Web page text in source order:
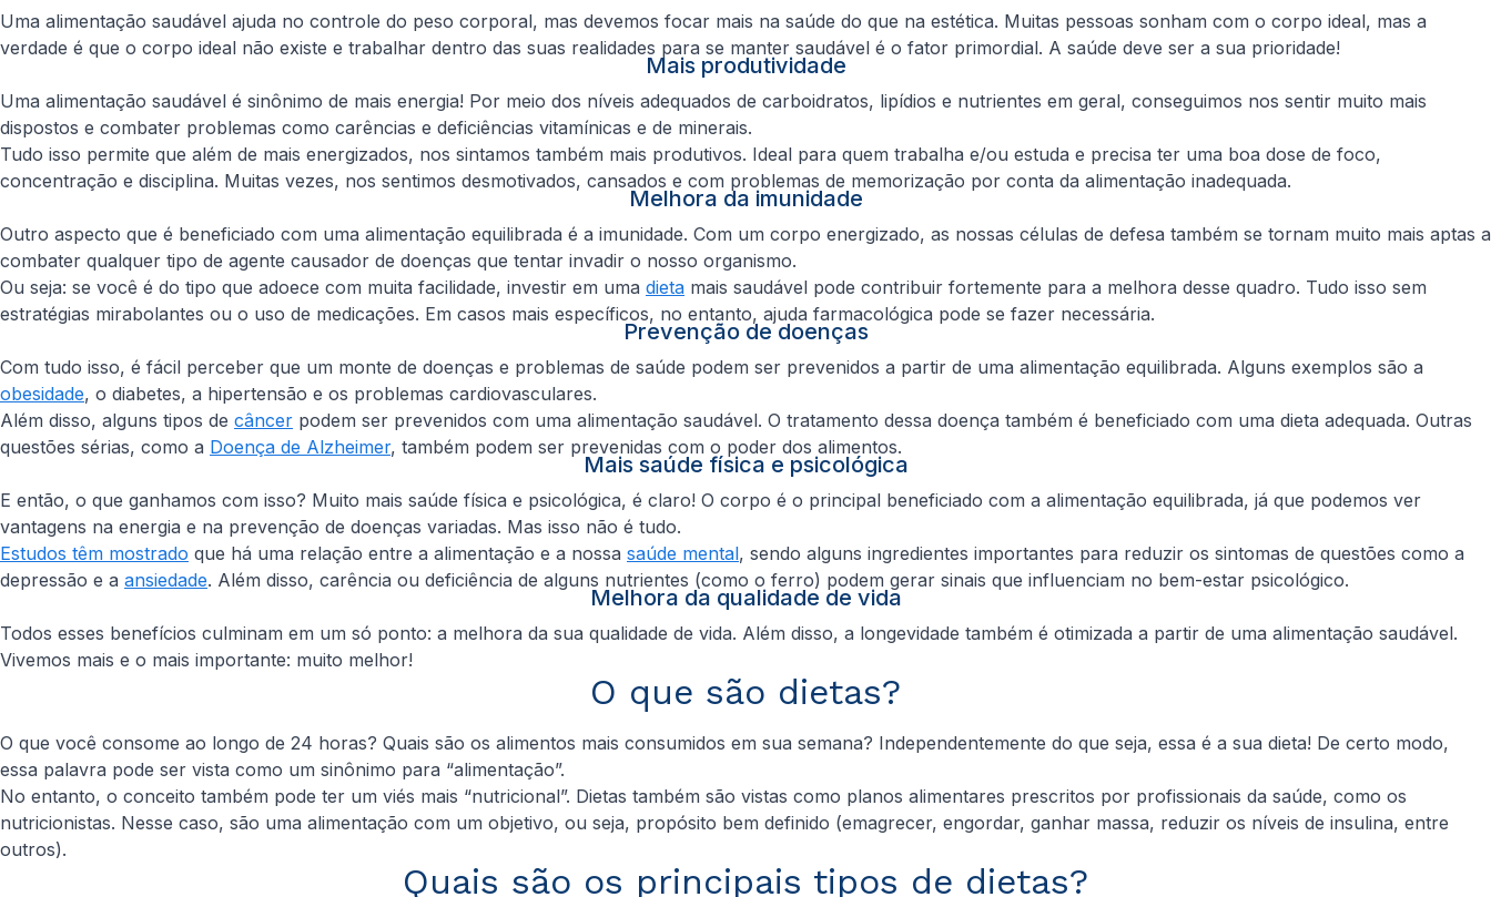
Uma alimentação saudável ajuda no controle do peso corporal, mas devemos focar mais na saúde do que na estética. Muitas pessoas sonham com o corpo ideal, mas a
verdade é que o corpo ideal não existe e trabalhar dentro das suas realidades para se manter saudável é o fator primordial. A saúde deve ser a sua prioridade!
Mais produtividade
Uma alimentação saudável é sinônimo de mais energia! Por meio dos níveis adequados de carboidratos, lipídios e nutrientes em geral, conseguimos nos sentir muito mais
dispostos e combater problemas como carências e deficiências vitamínicas e de minerais.
Tudo isso permite que além de mais energizados, nos sintamos também mais produtivos. Ideal para quem trabalha e/ou estuda e precisa ter uma boa dose de foco,
concentração e disciplina. Muitas vezes, nos sentimos desmotivados, cansados e com problemas de memorização por conta da alimentação inadequada.
Melhora da imunidade
Outro aspecto que é beneficiado com uma alimentação equilibrada é a imunidade. Com um corpo energizado, as nossas células de defesa também se tornam muito mais aptas a
combater qualquer tipo de agente causador de doenças que tentar invadir o nosso organismo.
Ou seja: se você é do tipo que adoece com muita facilidade, investir em uma dieta mais saudável pode contribuir fortemente para a melhora desse quadro. Tudo isso sem
estratégias mirabolantes ou o uso de medicações. Em casos mais específicos, no entanto, ajuda farmacológica pode se fazer necessária.
Prevenção de doenças
Com tudo isso, é fácil perceber que um monte de doenças e problemas de saúde podem ser prevenidos a partir de uma alimentação equilibrada. Alguns exemplos são a
obesidade, o diabetes, a hipertensão e os problemas cardiovasculares.
Além disso, alguns tipos de câncer podem ser prevenidos com uma alimentação saudável. O tratamento dessa doença também é beneficiado com uma dieta adequada. Outras
questões sérias, como a Doença de Alzheimer, também podem ser prevenidas com o poder dos alimentos.
Mais saúde física e psicológica
E então, o que ganhamos com isso? Muito mais saúde física e psicológica, é claro! O corpo é o principal beneficiado com a alimentação equilibrada, já que podemos ver
vantagens na energia e na prevenção de doenças variadas. Mas isso não é tudo.
Estudos têm mostrado que há uma relação entre a alimentação e a nossa saúde mental, sendo alguns ingredientes importantes para reduzir os sintomas de questões como a
depressão e a ansiedade. Além disso, carência ou deficiência de alguns nutrientes (como o ferro) podem gerar sinais que influenciam no bem-estar psicológico.
Melhora da qualidade de vida
Todos esses benefícios culminam em um só ponto: a melhora da sua qualidade de vida. Além disso, a longevidade também é otimizada a partir de uma alimentação saudável.
Vivemos mais e o mais importante: muito melhor!
O que são dietas?
O que você consome ao longo de 24 horas? Quais são os alimentos mais consumidos em sua semana? Independentemente do que seja, essa é a sua dieta! De certo modo,
essa palavra pode ser vista como um sinônimo para “alimentação”.
No entanto, o conceito também pode ter um viés mais “nutricional”. Dietas também são vistas como planos alimentares prescritos por profissionais da saúde, como os
nutricionistas. Nesse caso, são uma alimentação com um objetivo, ou seja, propósito bem definido (emagrecer, engordar, ganhar massa, reduzir os níveis de insulina, entre
outros).
Quais são os principais tipos de dietas?